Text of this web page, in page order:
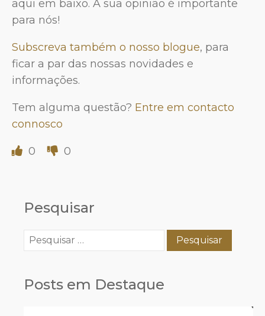
aqui em baixo. A sua opinião é importante
para nós!
Subscreva também o nosso blogue, para
ficar a par das nossas novidades e
informações.
Tem alguma questão? Entre em contacto
connosco
0 0
Pesquisar
Pesquisar
por:
Posts em Destaque